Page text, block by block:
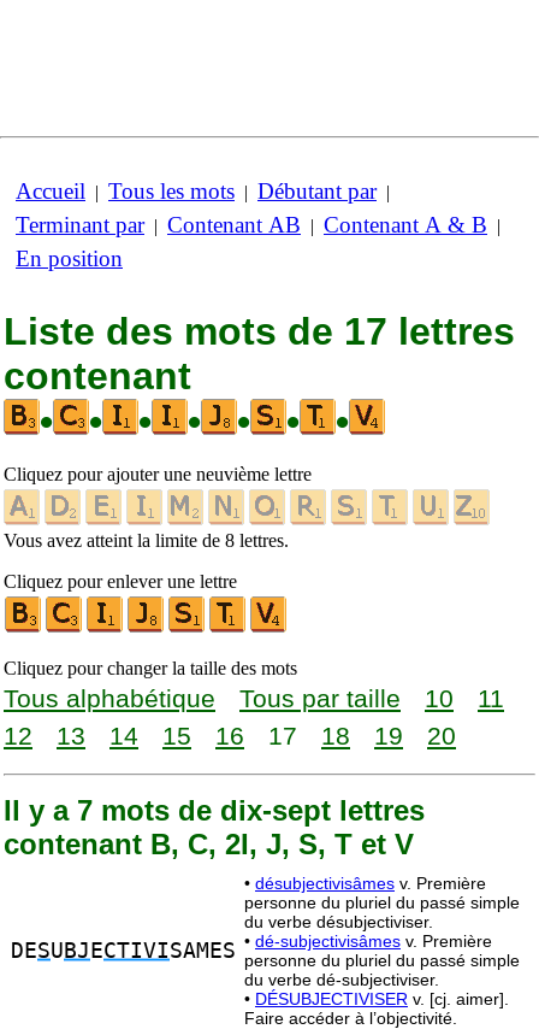
Accueil | Tous les mots | Débutant par|
Terminant par| Contenant AB | Contenant A & B |
En position
Liste des mots de 17 lettres
contenant
•
• • • • • •
Cliquez pour ajouter une neuvième lettre
Vous avez atteint la limite de 8 lettres.
Cliquez pour enlever une lettre
Cliquez pour changer la taille des mots
Tous alphabétique Tous par taille 10
11
12
13 14 15 16 17 18 19 20
Il y a 7 mots de dix-sept lettres
contenant B, C, 2I, J, S, T et V
DESU BJ ECTIVISAMES
• désubjectivisâmes v. Première
personne du pluriel du passé simple
du verbe désubjectiviser.
• dé-subjectivisâmes v. Première
personne du pluriel du passé simple
du verbe dé-subjectiviser.
• DÉSUBJECTIVISER v. [cj. aimer].
Faire accéder à l’objectivité.